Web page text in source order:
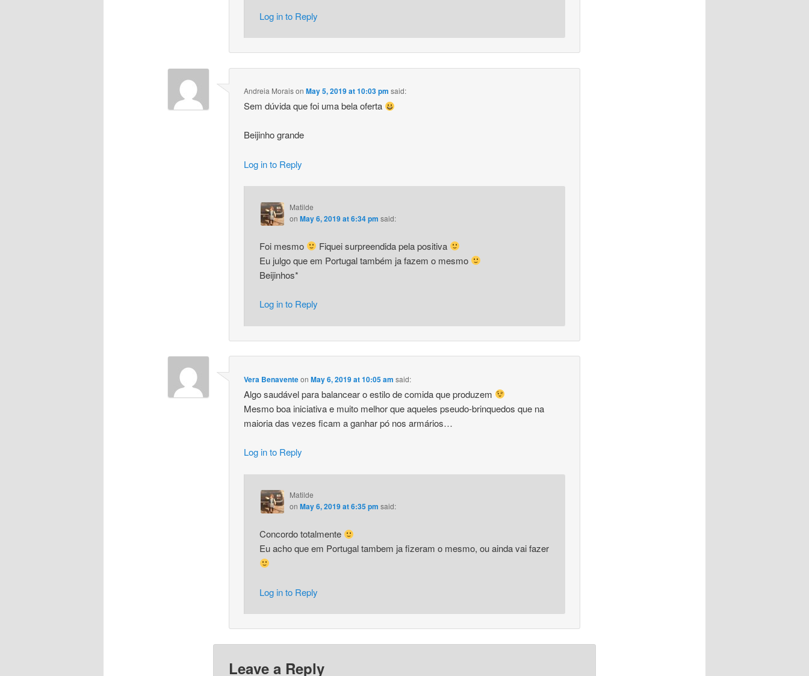
Log in to Reply
Andreia MoraisonMay 5, 2019 at 10:03 pm said:
Sem dúvida que foi uma bela oferta
Beijinho grande
Log in to Reply
Matilde
on May 6, 2019 at 6:34 pm said:
Foi mesmo
Fiquei surpreendida pela positiva
Eu julgo que em Portugal também ja fazem o mesmo
Beijinhos*
Log in to Reply
Vera BenaventeonMay 6, 2019 at 10:05 am said:
Algo saudável para balancear o estilo de comida que produzem
Mesmo boa iniciativa e muito melhor que aqueles pseudo-brinquedos que na
maioria das vezes ficam a ganhar pó nos armários…
Log in to Reply
Matilde
on May 6, 2019 at 6:35 pm said:
Concordo totalmente
Eu acho que em Portugal tambem ja fizeram o mesmo, ou ainda vai fazer
Log in to Reply
Leave a Reply